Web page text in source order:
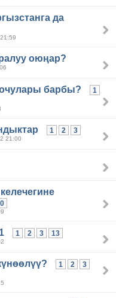
да
оюңар?
барбы?
1
1 2 3
21:00
1 2 3 13
1 2
3